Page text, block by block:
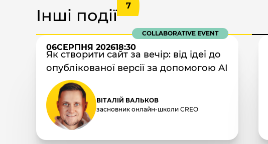
Інші події 7
COLLABORATIVE EVENT
06СЕРПНЯ 202618:30
Як створити сайт за вечір: від ідеї до
опублікованої версії за допомогою AI
ВІТАЛІЙ ВАЛЬКОВ
засновник онлайн-школи CREO